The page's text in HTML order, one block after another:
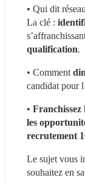
• Qui dit
La clé :
qualification.
• Comment
candidat pour
•
les
recrutement
Le sujet vous
souhaitez en